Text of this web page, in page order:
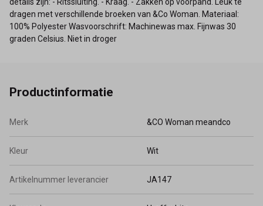
dragen met verschillende broeken van &Co Woman. Materiaal:
100% Polyester Wasvoorschrift: Machinewas max. Fijnwas 30
graden Celsius. Niet in droger
Productinformatie
Merk &CO Woman meandco
Kleur Wit
Artikelnummer leverancier JA147